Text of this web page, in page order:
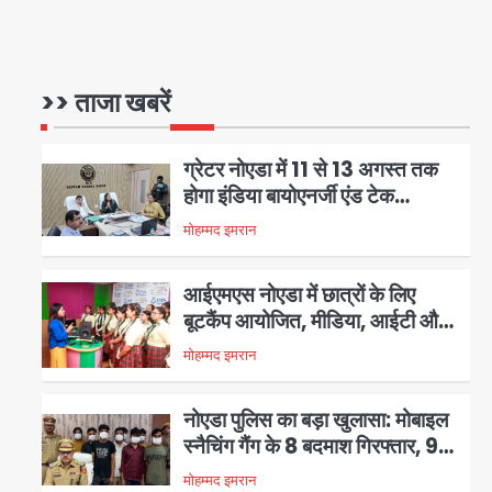
>> ताजा खबरें
1
2
ग्रेटर नोएडा में 11 से 13 अगस्त तक
होगा इंडिया बायोएनर्जी एंड टेक
एक्सपो-2026, वीवीआईपी मूवमेंट को
लेकर प्रशासन अलर्ट
मोहम्मद इमरान
3
आईएमएस नोएडा में छात्रों के लिए
बूटकैंप आयोजित, मीडिया, आईटी और
मैनेजमेंट की बारीकियों से हुए रूबरू
मोहम्मद इमरान
4
नोएडा पुलिस का बड़ा खुलासा: मोबाइल
स्नैचिंग गैंग के 8 बदमाश गिरफ्तार, 98
मोबाइल और सैकड़ों पार्ट्स बरामद
मोहम्मद इमरान